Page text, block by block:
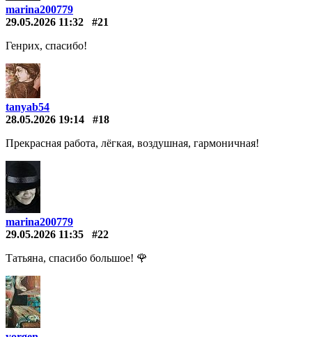
marina200779
29.05.2026 11:32
#21
Генрих, спасибо!
tanyab54
28.05.2026 19:14
#18
Прекрасная работа, лёгкая, воздушная, гармоничная!
marina200779
29.05.2026 11:35
#22
Татьяна, спасибо большое! 🌹